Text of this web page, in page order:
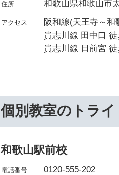
和歌山県和歌山市
阪和線(天王寺～
貴志川線 田中口
貴志川線 日前宮
個別教室のトライ
和歌山駅前校
0120-555-202